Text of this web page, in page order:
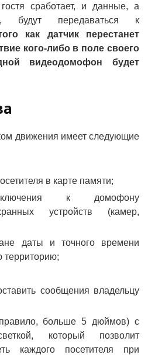
сработает, и данные, а
будут передаваться к
как датчик перестанет
кого-либо в поле своего
видеодомофон будет
движения имеет следующие
в карте памяти;
к домофону
устройств (камер,
даты и точного времени
территорию;
сообщения владельцу
больше 5 дюймов) с
который позволит
каждого посетителя при